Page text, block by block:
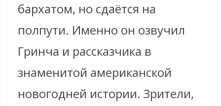
бархатом, но сдаётся на
полпути. Именно он озвучил
Гринча и рассказчика в
знаменитой американской
новогодней истории. Зрители,